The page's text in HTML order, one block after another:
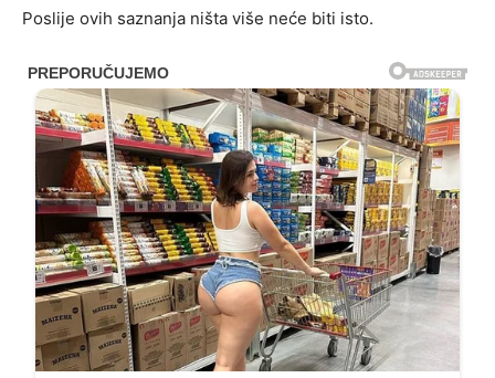
Poslije ovih saznanja ništa više neće biti isto.